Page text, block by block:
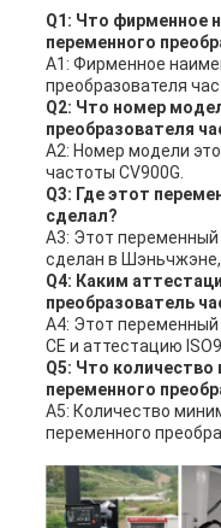
Q1: Что фирменное
переменного
A1: Фирменное
преобразователя
Q2: Что номер
преобразователя
A2: Номер модели
частоты CV900G.
Q3: Где этот
сделал?
A3: Этот
сделан в Шэньчжэне,
Q4: Каким
преобразователь
A4: Этот
CE и аттестацию
Q5: Что количество
переменного
A5: Количество
переменного